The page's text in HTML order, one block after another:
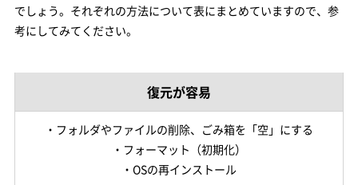
でしょう。それぞれの方法について表にまとめていますので、参
考にしてみてください。
復元が容易
・フォルダやファイルの削除、ごみ箱を「空」にする
・フォーマット（初期化）
・OSの再インストール